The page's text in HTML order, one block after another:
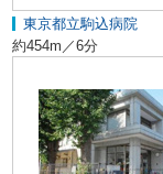
東京都立駒込病院
約454m／6分